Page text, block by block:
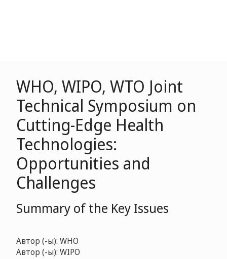
WHO, WIPO, WTO Joint
Technical Symposium on
Cutting-Edge Health
Technologies:
Opportunities and
Challenges
Summary of the Key Issues
Автор (-ы): WHO
Автор (-ы): WIPO